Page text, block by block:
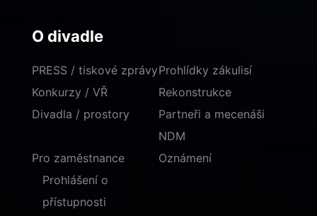
O divadle
PRESS / tiskové zprávy
Konkurzy / VŘ
Divadla / prostory
Prohlídky zákulisí
Rekonstrukce
Partneři a mecenáši
NDM
Pro zaměstnance
Oznámení
Prohlášení o
přístupnosti